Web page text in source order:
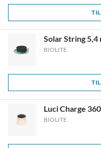
Solar String 5,4
BIOLITE
Luci Charge 360
BIOLITE